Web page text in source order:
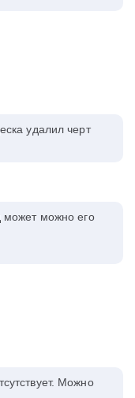
удалил черт
может можно его
Можно